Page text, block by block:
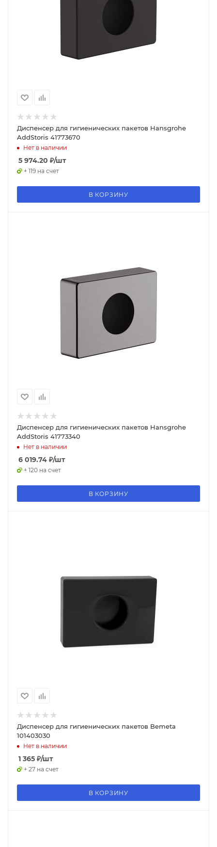
Диспенсер для гигиенических пакетов Hansgrohe
AddStoris 41773670
Нет в наличии
5 974.20 ₽/шт
+ 119 на счет
В КОРЗИНУ
Диспенсер для гигиенических пакетов Hansgrohe
AddStoris 41773340
Нет в наличии
6 019.74 ₽/шт
+ 120 на счет
В КОРЗИНУ
Диспенсер для гигиенических пакетов Bemeta
101403030
Нет в наличии
1 365 ₽/шт
+ 27 на счет
В КОРЗИНУ